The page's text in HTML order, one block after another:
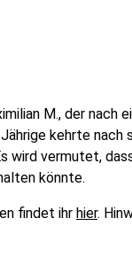
M., der nach
kehrte nach
wird vermutet,
könnte.
findet ihr hier.